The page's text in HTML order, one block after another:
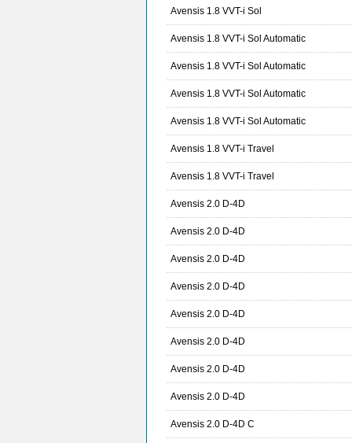
Avensis 1.8 VVT-i Sol
Avensis 1.8 VVT-i Sol Automatic
Avensis 1.8 VVT-i Sol Automatic
Avensis 1.8 VVT-i Sol Automatic
Avensis 1.8 VVT-i Sol Automatic
Avensis 1.8 VVT-i Travel
Avensis 1.8 VVT-i Travel
Avensis 2.0 D-4D
Avensis 2.0 D-4D
Avensis 2.0 D-4D
Avensis 2.0 D-4D
Avensis 2.0 D-4D
Avensis 2.0 D-4D
Avensis 2.0 D-4D
Avensis 2.0 D-4D
Avensis 2.0 D-4D C